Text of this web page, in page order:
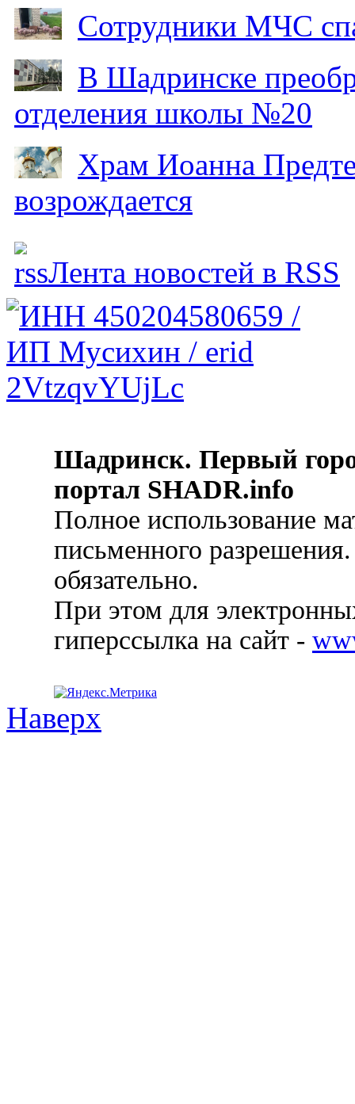
Сотрудники МЧС
В Шадринске
отделения школы №20
Храм Иоанна
возрождается
Лента новостей в RSS
Шадринск. Первый
портал SHADR.info
Полное использование
письменного
обязательно.
При этом для
гиперссылка на сайт -
Наверх